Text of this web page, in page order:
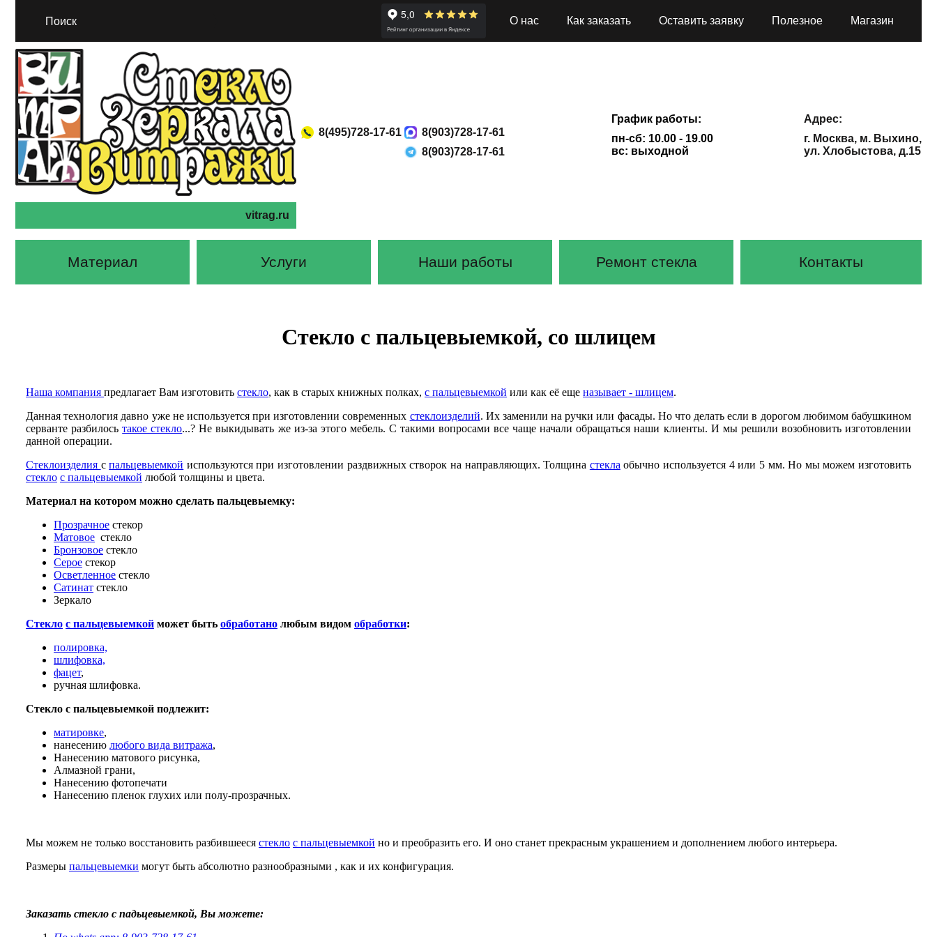
О нас Как заказать Оставить заявку Полезное Магазин
vitrag.ru
8(495)728-17-61
8(903)728-17-61
8(903)728-17-61
График работы:
пн-сб: 10.00 - 19.00
вс: выходной
Адрес:
г. Москва, м. Выхино,
ул. Хлобыстова, д.15
Материал Услуги Наши работы Ремонт стекла Контакты
Стекло с пальцевыемкой, со шлицем
Наша компания предлагает Вам изготовить стекло, как в старых книжных полках, с пальцевыемкой или как её еще называет - шлицем.
Данная технология давно уже не используется при изготовлении современных стеклоизделий. Их заменили на ручки или фасады. Но что делать если в дорогом любимом бабушкином
серванте разбилосьтакое стекло...? Не выкидывать же из-за этого мебель. С такими вопросами все чаще начали обращаться наши клиенты. И мы решили возобновить изготовлении
данной операции.
Стеклоизделия спальцевыемкой используются при изготовлении раздвижных створок на направляющих. Толщина стеклаобычно используется 4 или 5 мм. Но мы можем изготовить
стекло с пальцевыемкой любой толщины и цвета.
Материал на котором можно сделать пальцевыемку:
Прозрачное стекор
Матовое стекло
Бронзовое стекло
Серое стекор
Осветленное стекло
Сатинат стекло
Зеркало
Стекло с пальцевыемкой может быть обработано любым видом обработки:
полировка,
шлифовка,
фацет,
ручная шлифовка.
Стекло с пальцевыемкой подлежит:
матировке,
нанесению любого вида витража,
Нанесению матового рисунка,
Алмазной грани,
Нанесению фотопечати
Нанесению пленок глухих или полу-прозрачных.
Мы можем не только восстановить разбившееся стекло с пальцевыемкой но и преобразить его. И оно станет прекрасным украшением и дополнением любого интерьера.
Размеры пальцевыемки могут быть абсолютно разнообразными , как и их конфигурация.
Заказать стекло с падьцевыемкой, Вы можете: